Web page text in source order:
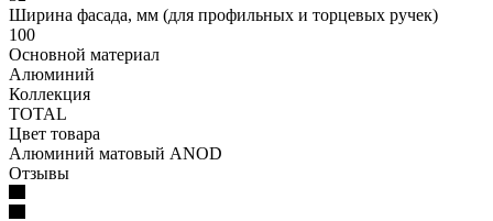
Ширина фасада, мм (для профильных и торцевых ручек)
100
Основной материал
Алюминий
Коллекция
TOTAL
Цвет товара
Алюминий матовый ANOD
Отзывы